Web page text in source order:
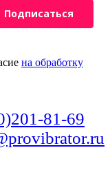
Подписаться
на обработку
81-69